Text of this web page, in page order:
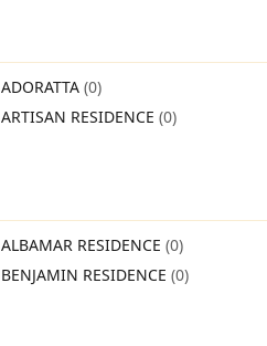
ADORATTA (0)
ARTISAN RESIDENCE (0)
ALBAMAR RESIDENCE (0)
BENJAMIN RESIDENCE (0)